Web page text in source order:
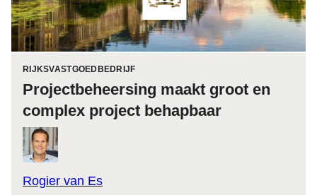
RIJKSVASTGOEDBEDRIJF
Projectbeheersing maakt groot en
complex project behapbaar
Rogier van Es